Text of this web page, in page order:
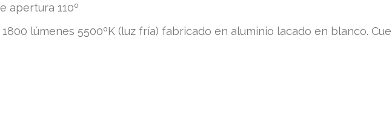
apertura 110º
lúmenes 5500ºK (luz fría) fabricado en aluminio lacado en blanco.